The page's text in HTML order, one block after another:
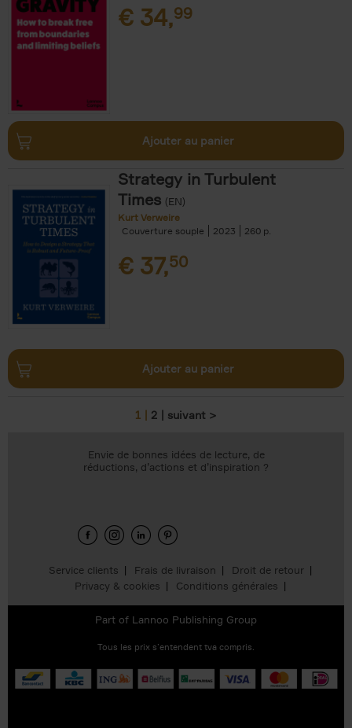
€ 34,99
Ajouter au panier
Strategy in Turbulent
Times (EN)
Kurt Verweire
Couverture souple
2023 260
€ 37,50
Ajouter au panier
1 2 suivant >
Service clients Frais de livraison
Droit de retour
Privacy & cookies
Conditions générales
Envie de bonnes idées de lecture, de
réductions, d’actions et d’inspiration ?
Part of Lannoo Publishing Group
Tous les prix s’entendent tva compris.